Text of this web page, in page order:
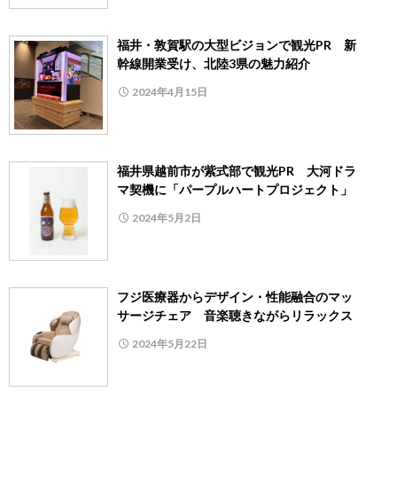
福井・敦賀駅の大型ビジョンで観光PR 新
幹線開業受け、北陸3県の魅力紹介
2024年4月15日
福井県越前市が紫式部で観光PR 大河ドラ
マ契機に「パープルハートプロジェクト」
2024年5月2日
フジ医療器からデザイン・性能融合のマッ
サージチェア 音楽聴きながらリラックス
2024年5月22日